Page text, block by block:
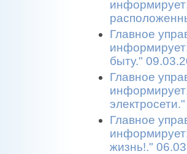
Главное
быту."
Главное
Главное
жизнь!."